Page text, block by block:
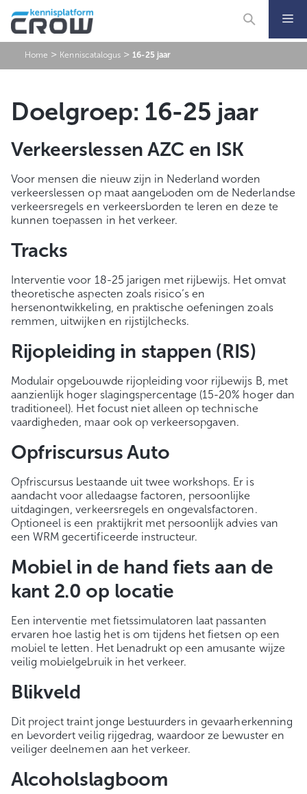
naar
de
Home > Kenniscatalogus >16-25 jaar
Doelgroep: 16-25 jaar
Verkeerslessen AZC en ISK
Voor mensen die nieuw zijn in Nederland worden
verkeerslessen op maat aangeboden om de Nederlandse
verkeersregels en verkeersborden te leren en deze te
kunnen toepassen in het verkeer.
Tracks
Interventie voor 18-25 jarigen met rijbewijs. Het omvat
theoretische aspecten zoals risico’s en
hersenontwikkeling, en praktische oefeningen zoals
remmen, uitwijken en rijstijlchecks.
Rijopleiding in stappen (RIS)
Modulair opgebouwde rijopleiding voor rijbewijs B, met
aanzienlijk hoger slagingspercentage (15-20% hoger dan
traditioneel). Het focust niet alleen op technische
vaardigheden, maar ook op verkeersopgaven.
Opfriscursus Auto
Opfriscursus bestaande uit twee workshops. Er is
aandacht voor alledaagse factoren, persoonlijke
uitdagingen, verkeersregels en ongevalsfactoren.
Optioneel is een praktijkrit met persoonlijk advies van
een WRM gecertificeerde instructeur.
Mobiel in de hand fiets aan de
kant 2.0 op locatie
Een interventie met fietssimulatoren laat passanten
ervaren hoe lastig het is om tijdens het fietsen op een
mobiel te letten. Het benadrukt op een amusante wijze
veilig mobielgebruik in het verkeer.
Blikveld
Dit project traint jonge bestuurders in gevaarherkenning
en bevordert veilig rijgedrag, waardoor ze bewuster en
veiliger deelnemen aan het verkeer.
Alcoholslagboom